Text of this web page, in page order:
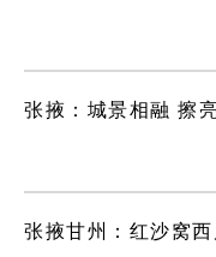
张掖：城景相融 擦
张掖甘州：红沙窝西